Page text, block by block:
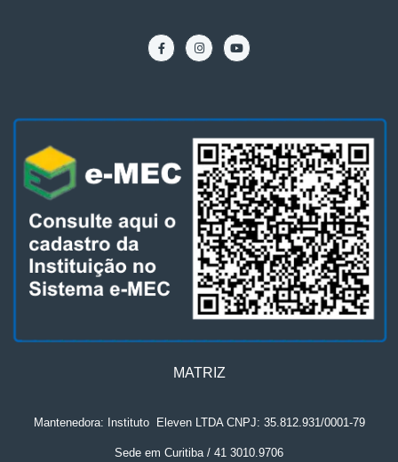
MATRIZ
Mantenedora: Instituto. Eleven LTDA CNPJ: 35.812.931/0001-79
Sede em Curitiba / 41 3010.9706